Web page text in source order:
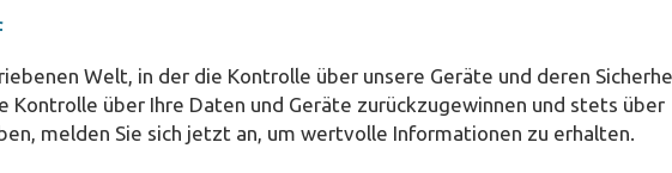
Welt, in der die Kontrolle über unsere Geräte und deren
Kontrolle über Ihre Daten und Geräte zurückzugewinnen und stets über
melden Sie sich jetzt an, um wertvolle Informationen zu erhalten.